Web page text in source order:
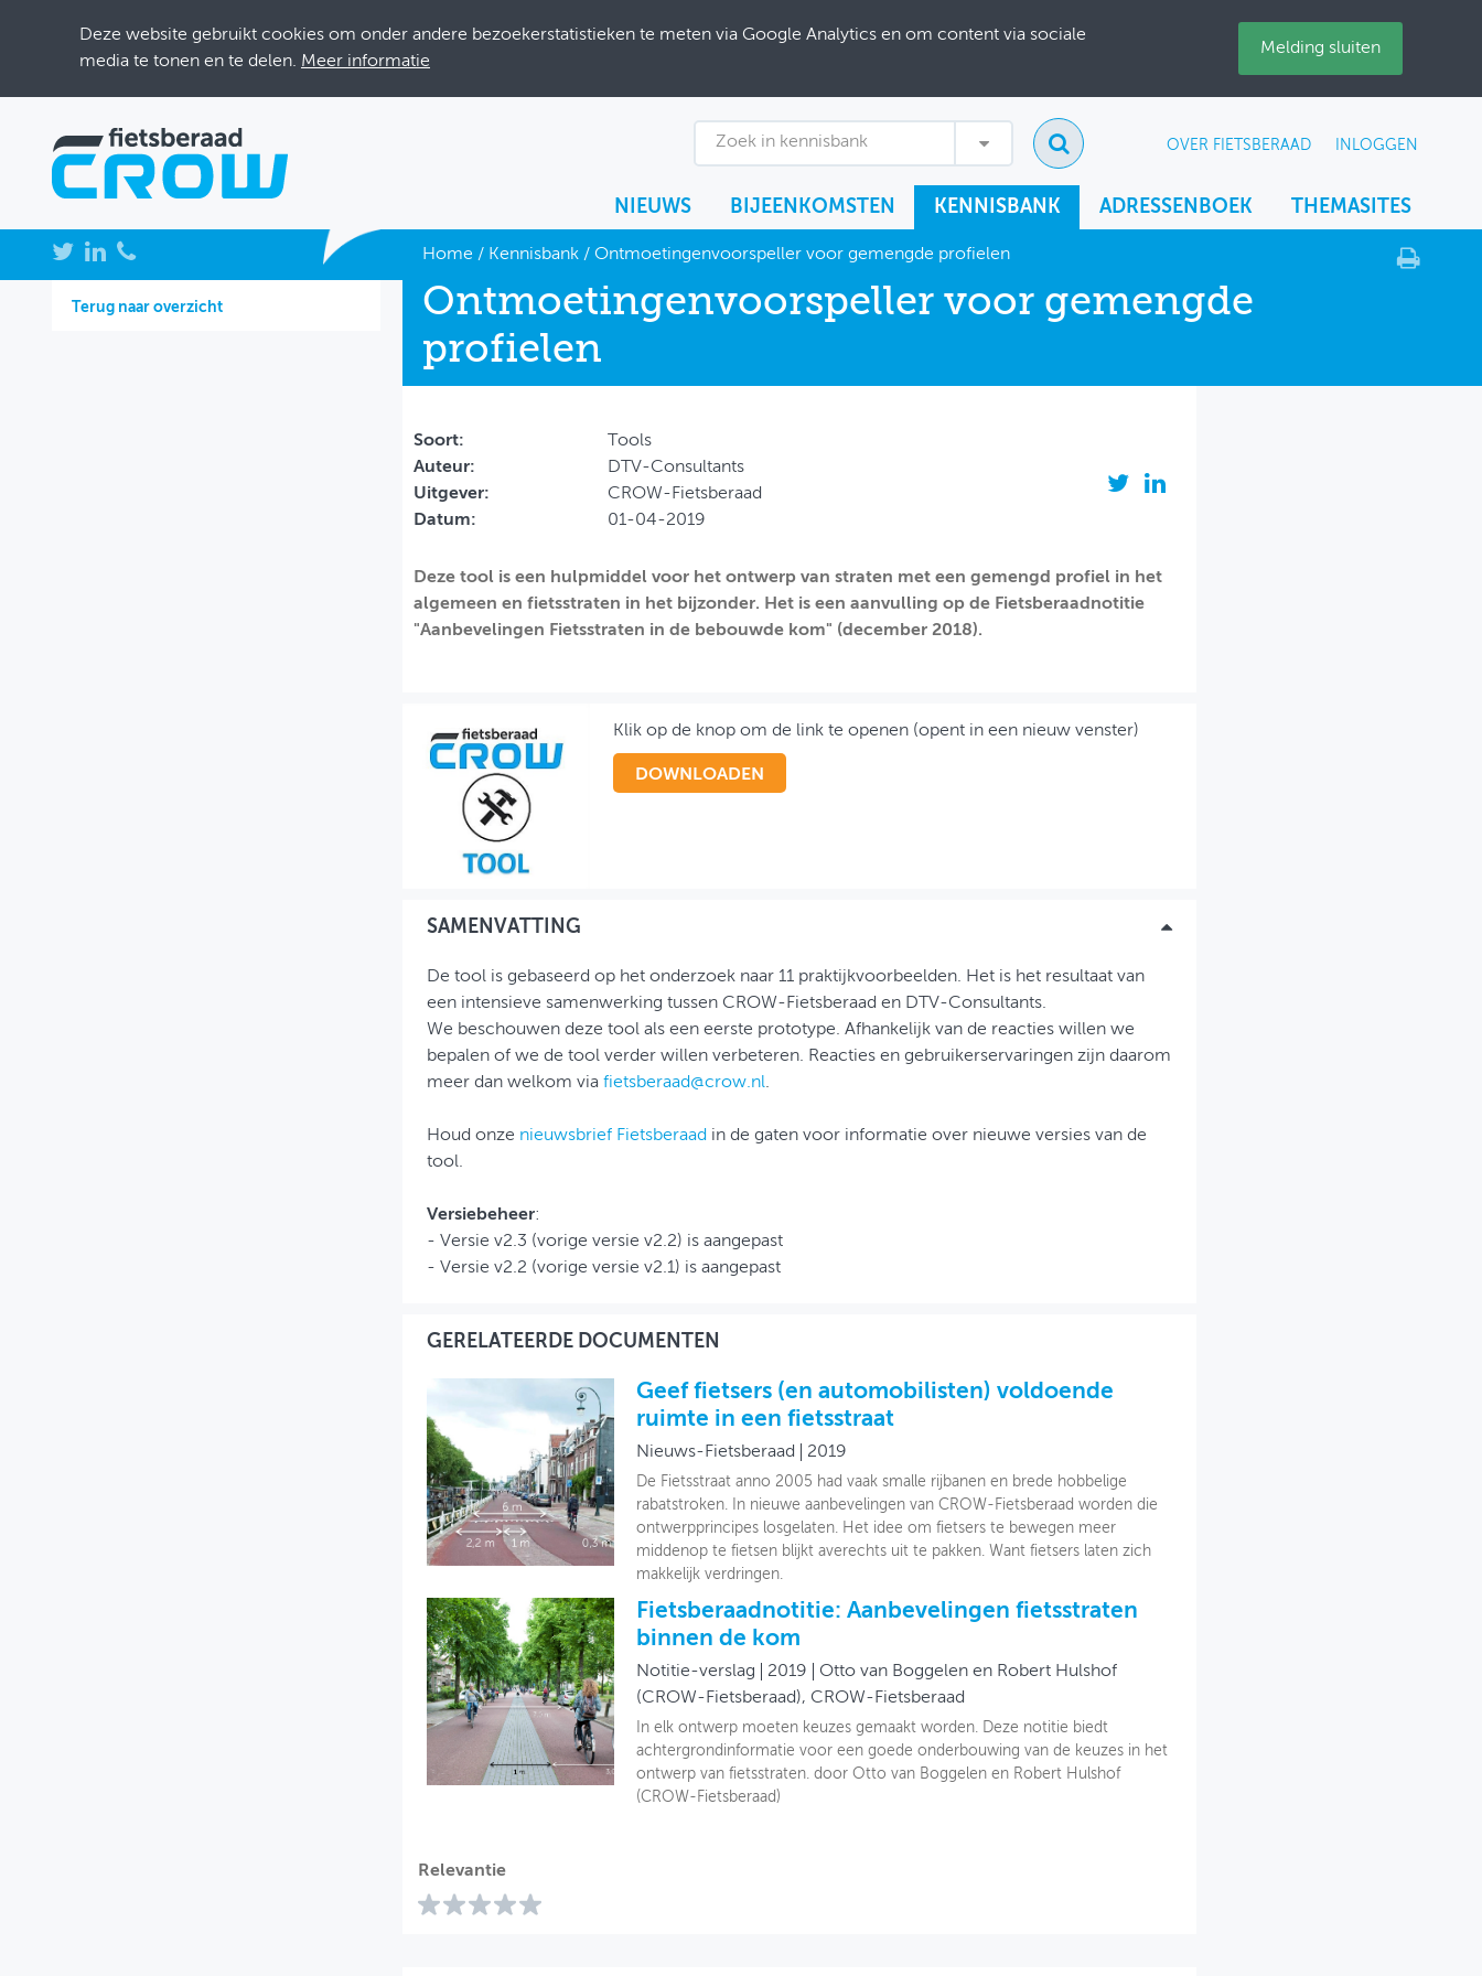
Deze website gebruikt cookies om onder andere bezoekerstatistieken te meten via Google Analytics en om content via sociale
media te tonen en te delen. Meer informatie
Melding sluiten
Zoek in kennisbank OVER FIETSBERAAD INLOGGEN
NIEUWS BIJEENKOMSTEN KENNISBANK ADRESSENBOEK THEMASITES
NIEUWS
BIJEENKOMSTEN
Home / Kennisbank/ Ontmoetingenvoorspeller voor gemengde profielen
Terug naar overzicht
Ontmoetingenvoorspeller voor gemengde
profielen
Soort:
Tools
Auteur:
DTV-Consultants
Uitgever:
CROW-Fietsberaad
Datum:
01-04-2019
Deze tool is een hulpmiddel voor het ontwerp van straten met een gemengd profiel in het
algemeen en fietsstraten in het bijzonder. Het is een aanvulling op de Fietsberaadnotitie
"Aanbevelingen Fietsstraten in de bebouwde kom" (december 2018).
Klik op de knop om de link te openen (opent in een nieuw venster)
DOWNLOADEN
SAMENVATTING
De tool is gebaseerd op het onderzoek naar 11 praktijkvoorbeelden. Het is het resultaat van
een intensieve samenwerking tussen CROW-Fietsberaad en DTV-Consultants.
We beschouwen deze tool als een eerste prototype. Afhankelijk van de reacties willen we
bepalen of we de tool verder willen verbeteren. Reacties en gebruikerservaringen zijn daarom
meer dan welkom via fietsberaad@crow.nl.
Houd onze nieuwsbrief Fietsberaad in de gaten voor informatie over nieuwe versies van de
tool.
Versiebeheer:
- Versie v2.3 (vorige versie v2.2) is aangepast
- Versie v2.2 (vorige versie v2.1) is aangepast
GERELATEERDE DOCUMENTEN
Geef fietsers (en automobilisten) voldoende
ruimte in een fietsstraat
Nieuws-Fietsberaad 2019
De Fietsstraat anno 2005 had vaak smalle rijbanen en brede hobbelige
rabatstroken. In nieuwe aanbevelingen van CROW-Fietsberaad worden die
ontwerpprincipes losgelaten. Het idee om fietsers te bewegen meer
middenop te fietsen blijkt averechts uit te pakken. Want fietsers laten zich
makkelijk verdringen.
Fietsberaadnotitie: Aanbevelingen fietsstraten
binnen de kom
Notitie-verslag 2019
Otto van Boggelen en Robert Hulshof
(CROW-Fietsberaad), CROW-Fietsberaad
In elk ontwerp moeten keuzes gemaakt worden. Deze notitie biedt
achtergrondinformatie voor een goede onderbouwing van de keuzes in het
ontwerp van fietsstraten. door Otto van Boggelen en Robert Hulshof
(CROW-Fietsberaad)
Relevantie